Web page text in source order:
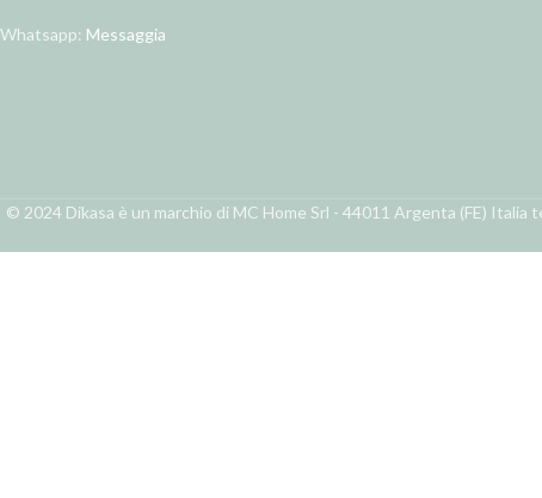
Whatsapp: Messaggia
© 2024 Dikasa è un marchio di MC Home Srl - 44011 Argenta (FE)